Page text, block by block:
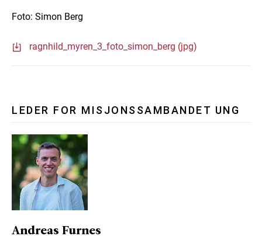
Foto: Simon Berg
ragnhild_myren_3_foto_simon_berg (jpg)
LEDER FOR MISJONSSAMBANDET UNG
Andreas Furnes